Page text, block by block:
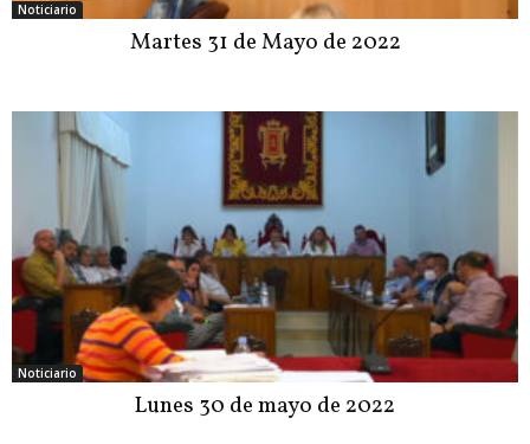
Noticiario
Martes 31 de Mayo de 2022
Noticiario
Lunes 30 de mayo de 2022